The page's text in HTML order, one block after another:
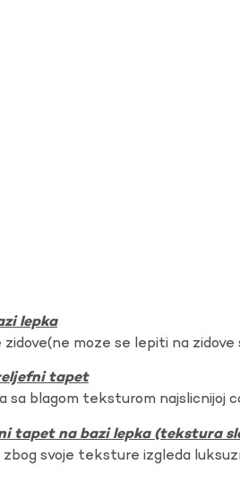
lepka
moze se lepiti na zidove
tapet
sa blagom teksturom najslicnijoj
tapet na bazi lepka (tekstura
svoje teksture izgleda